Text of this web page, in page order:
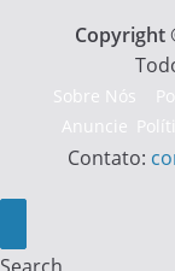
Copyright
Sobre Nós
Anuncie
Contato: